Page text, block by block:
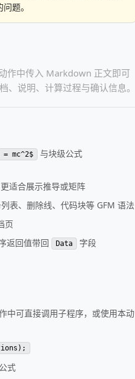
题。
作中传入 Markdown 正文即可
、说明、计算过程与确认信息。
= mc^2$ 与块级公式
适合展示推导或矩阵
表、删除线、代码块等 GFM 语法
页
返回值带回 Data
字段
中可直接调用子程序，或使用本动
式